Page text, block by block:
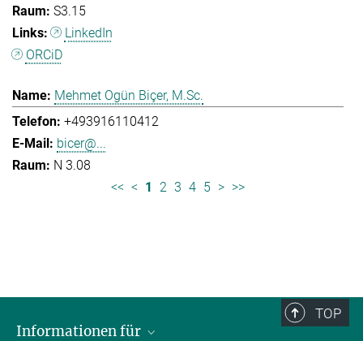
S3.15
LinkedIn
ORCiD
Mehmet Ogün Biçer, M.Sc.
+493916110412
bicer@...
N 3.08
<< < 1 2 3 4 5 > >>
TOP
Informationen für